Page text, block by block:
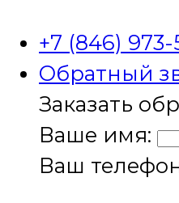
+7 (846)
Обратный
Заказать
Ваше имя:
Ваш